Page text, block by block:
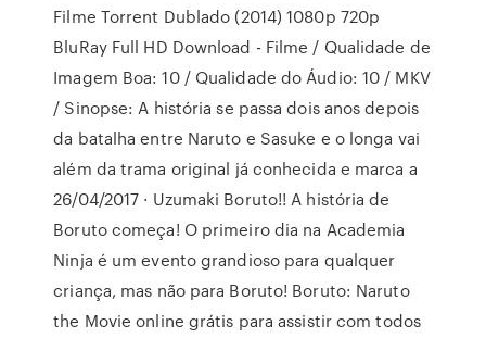
Filme Torrent Dublado (2014) 1080p 720p
BluRay Full HD Download - Filme / Qualidade de
Imagem Boa: 10 / Qualidade do Áudio: 10 / MKV
/ Sinopse: A história se passa dois anos depois
da batalha entre Naruto e Sasuke e o longa vai
além da trama original já conhecida e marca a
26/04/2017 · Uzumaki Boruto!! A história de
Boruto começa! O primeiro dia na Academia
Ninja é um evento grandioso para qualquer
criança, mas não para Boruto! Boruto: Naruto
the Movie online grátis para assistir com todos